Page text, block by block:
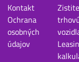
Kontakt
Ochrana
osobných
údajov